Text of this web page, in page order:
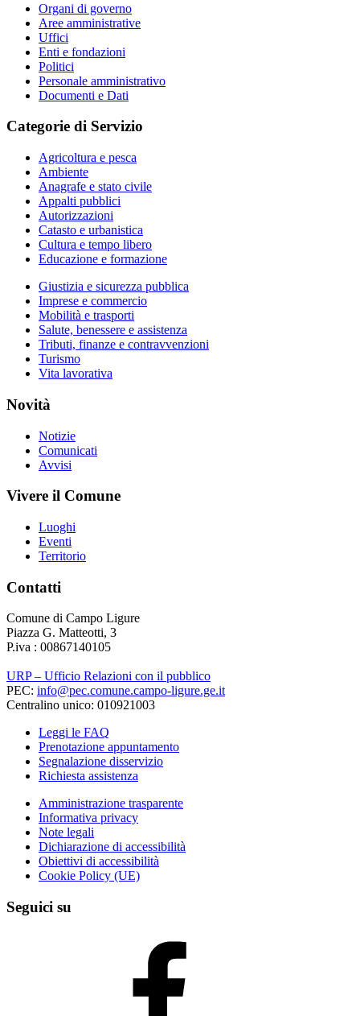
Organi di governo
Aree amministrative
Uffici
Enti e fondazioni
Politici
Personale amministrativo
Documenti e Dati
Categorie di Servizio
Agricoltura e pesca
Ambiente
Anagrafe e stato civile
Appalti pubblici
Autorizzazioni
Catasto e urbanistica
Cultura e tempo libero
Educazione e formazione
Giustizia e sicurezza pubblica
Imprese e commercio
Mobilità e trasporti
Salute, benessere e assistenza
Tributi, finanze e contravvenzioni
Turismo
Vita lavorativa
Novità
Notizie
Comunicati
Avvisi
Vivere il Comune
Luoghi
Eventi
Territorio
Contatti
Comune di Campo Ligure
Piazza G. Matteotti, 3
P.iva : 00867140105
URP – Ufficio Relazioni con il pubblico
PEC: info@pec.comune.campo-ligure.ge.it
Centralino unico: 010921003
Leggi le FAQ
Prenotazione appuntamento
Segnalazione disservizio
Richiesta assistenza
Amministrazione trasparente
Informativa privacy
Note legali
Dichiarazione di accessibilità
Obiettivi di accessibilità
Cookie Policy (UE)
Seguici su